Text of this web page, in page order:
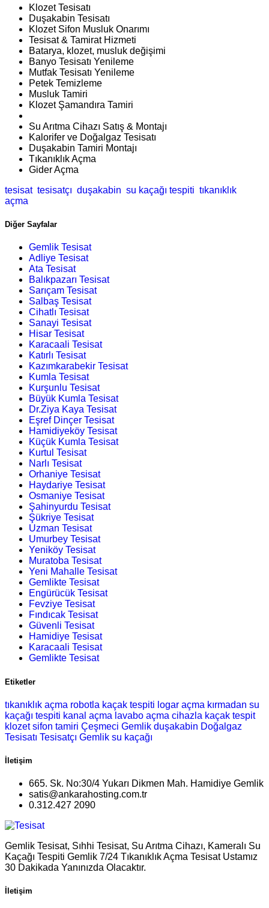
Klozet Tesisatı
Duşakabin Tesisatı
Klozet Sifon Musluk Onarımı
Tesisat & Tamirat Hizmeti
Batarya, klozet, musluk değişimi
Banyo Tesisatı Yenileme
Mutfak Tesisatı Yenileme
Petek Temizleme
Musluk Tamiri
Klozet Şamandıra Tamiri
Su Arıtma Cihazı Satış & Montajı
Kalorifer ve Doğalgaz Tesisatı
Duşakabin Tamiri Montajı
Tıkanıklık Açma
Gider Açma
tesisat tesisatçı duşakabin su kaçağı tespiti tıkanıklık
açma
Diğer Sayfalar
Gemlik Tesisat
Adliye Tesisat
Ata Tesisat
Balıkpazarı Tesisat
Sarıçam Tesisat
Salbaş Tesisat
Cihatlı Tesisat
Sanayi Tesisat
Hisar Tesisat
Karacaali Tesisat
Katırlı Tesisat
Kazımkarabekir Tesisat
Kumla Tesisat
Kurşunlu Tesisat
Büyük Kumla Tesisat
Dr.Ziya Kaya Tesisat
Eşref Dinçer Tesisat
Hamidiyeköy Tesisat
Küçük Kumla Tesisat
Kurtul Tesisat
Narlı Tesisat
Orhaniye Tesisat
Haydariye Tesisat
Osmaniye Tesisat
Şahinyurdu Tesisat
Şükriye Tesisat
Uzman Tesisat
Umurbey Tesisat
Yeniköy Tesisat
Muratoba Tesisat
Yeni Mahalle Tesisat
Gemlikte Tesisat
Engürücük Tesisat
Fevziye Tesisat
Fındıcak Tesisat
Güvenli Tesisat
Hamidiye Tesisat
Karacaali Tesisat
Gemlikte Tesisat
Etiketler
tıkanıklık açma robotla kaçak tespiti logar açma kırmadan su
kaçağı tespiti kanal açma lavabo açma cihazla kaçak tespit
klozet sifon tamiri Çeşmeci Gemlik duşakabin Doğalgaz
Tesisatı Tesisatçı Gemlik su kaçağı
İletişim
665. Sk. No:30/4 Yukarı Dikmen Mah. Hamidiye Gemlik
satis@ankarahosting.com.tr
0.312.427 2090
Gemlik Tesisat, Sıhhi Tesisat, Su Arıtma Cihazı, Kameralı Su
Kaçağı Tespiti Gemlik 7/24 Tıkanıklık Açma Tesisat Ustamız
30 Dakikada Yanınızda Olacaktır.
İletişim